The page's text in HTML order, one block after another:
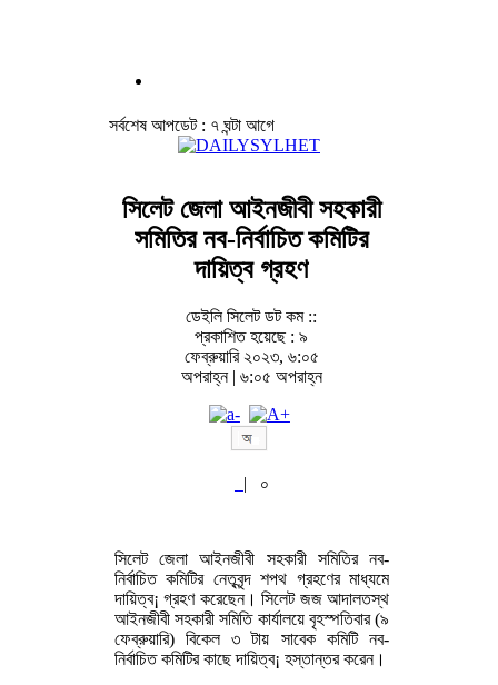
সর্বশেষ আপডেট : ৭ ঘন্টা আগে
সিলেট জেলা আইনজীবী সহকারী
সমিতির নব-নির্বাচিত কমিটির
দায়িত্ব গ্রহণ
ডেইলি সিলেট ডট কম ::
প্রকাশিত হয়েছে : ৯
ফেব্রুয়ারি ২০২৩, ৬:০৫
অপরাহ্ন | ৬:০৫ অপরাহ্ন
| ০
সিলেট জেলা আইনজীবী সহকারী সমিতির নব-
নির্বাচিত কমিটির নেতৃবৃন্দ শপথ গ্রহণের মাধ্যমে
দায়িত্ব¡ গ্রহণ করেছেন। সিলেট জজ আদালতস্থ
আইনজীবী সহকারী সমিতি কার্যালয়ে বৃহস্পতিবার (৯
ফেব্রুয়ারি) বিকেল ৩ টায় সাবেক কমিটি নব-
নির্বাচিত কমিটির কাছে দায়িত্ব¡ হস্তান্তর করেন।